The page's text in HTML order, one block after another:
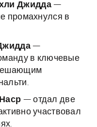
Джидда—
промахнулся в
—
в ключевые
— отдал две
участвовал